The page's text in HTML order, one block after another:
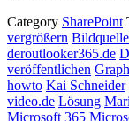
Category SharePoint
vergrößern Bildquelle
deroutlooker365.de
veröffentlichen
howto Kai Schneider
video.de Lösung
Microsoft 365